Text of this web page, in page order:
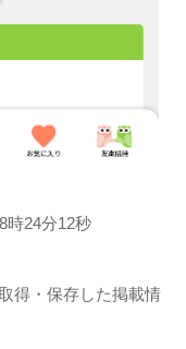
時24分12秒
得・保存した掲載情